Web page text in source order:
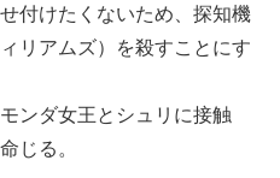
付けたくないため、探知機
リアムズ）を殺すことにす
ンダ女王とシュリに接触
じる。